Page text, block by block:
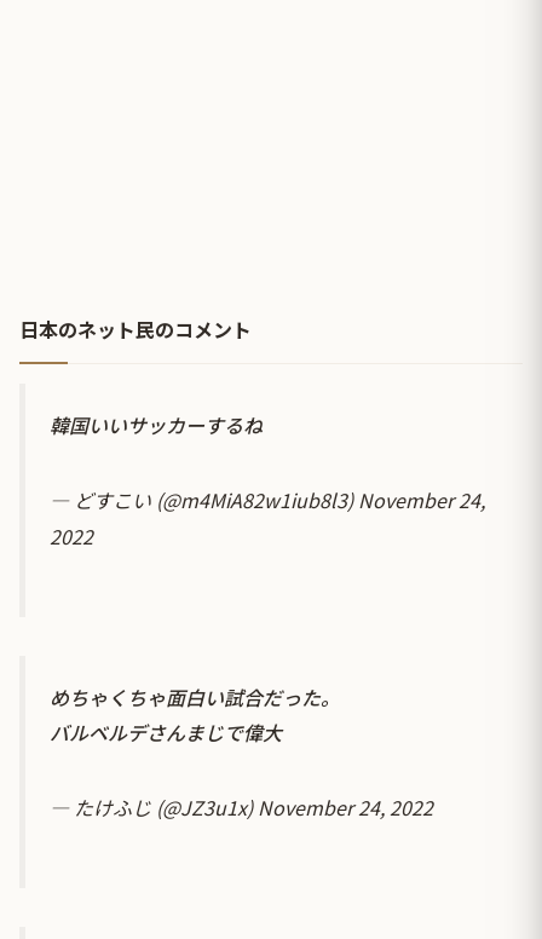
日本のネット民のコメント
韓国いいサッカーするね
— どすこい (@m4MiA82w1iub8l3)November 24,
2022
めちゃくちゃ面白い試合だった。
バルベルデさんまじで偉大
— たけふじ (@JZ3u1x)November 24, 2022